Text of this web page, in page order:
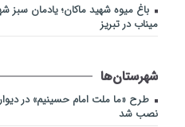
باغ میوه شهید ماکان؛ یادمان سبز
میناب در تبریز
شهرستان‌ها
طرح «ما ملت امام حسینیم» در
نصب شد